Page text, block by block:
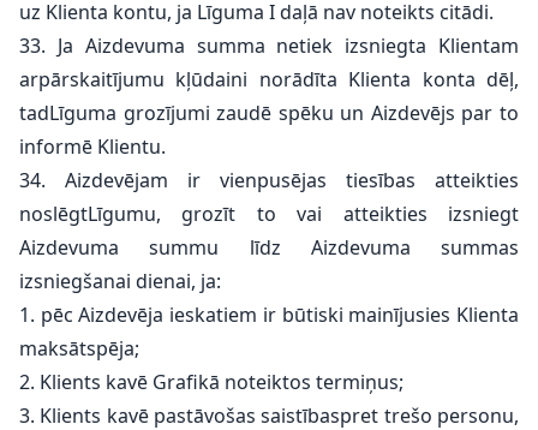
uz Klienta kontu, ja Līguma I daļā nav noteikts citādi.
33. Ja Aizdevuma summa netiek izsniegta Klientam
arpārskaitījumu kļūdaini norādīta Klienta konta dēļ,
tadLīguma grozījumi zaudē spēku un Aizdevējs par to
informē Klientu.
34. Aizdevējam ir vienpusējas tiesības atteikties
noslēgtLīgumu, grozīt to vai atteikties izsniegt
Aizdevuma summu līdz Aizdevuma summas
izsniegšanai dienai, ja:
1. pēc Aizdevēja ieskatiem ir būtiski mainījusies Klienta
maksātspēja;
2. Klients kavē Grafikā noteiktos termiņus;
3. Klients kavē pastāvošas saistībaspret trešo personu,